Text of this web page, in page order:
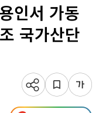
인서 가동
국가산단